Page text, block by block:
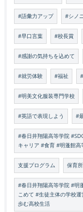
#語彙力アップ #シノ
#早口言葉 #校長賞
#感謝の気持ちを込めて
#就労体験 #福祉
#明美文化服装専門学校
#英語で表現しよう #
#春日井翔陽高等学院
キャリア #食育 #明蓬館高
支援プログラム 保育
#春日井翔陽高等学院 #明
こめて #生徒主体の学校
歩む高校生活